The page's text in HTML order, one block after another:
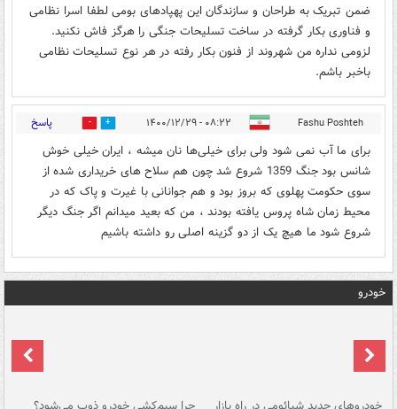
ضمن تبریک به طراحان و سازندگان این پهپادهای بومی لطفا اسرا نظامی
و فناوری بکار گرفته در ساخت تسلیحات جنگی را هرگز فاش نکنید.
لزومی نداره من شهروند از فنون بکار رفته در هر نوع تسلیحات نظامی
باخبر باشم.
Fashu Poshteh ۰۸:۲۲ - ۱۴۰۰/۱۲/۲۹ 1 پاسخ
برای ما آب نمی شود ولی برای خیلی‌ها نان میشه ، ایران خیلی خوش
شانس بود جنگ 1359 شروع شد چون هم سلاح های خریداری شده از
سوی حکومت پهلوی که بروز بود و هم جوانانی با غیرت و پاک که در
محیط زمان شاه پروس یافته بودند ، من که بعید میدانم اگر جنگ دیگر
شروع شود ما هیچ یک از دو گزینه اصلی رو داشته باشیم
خودرو